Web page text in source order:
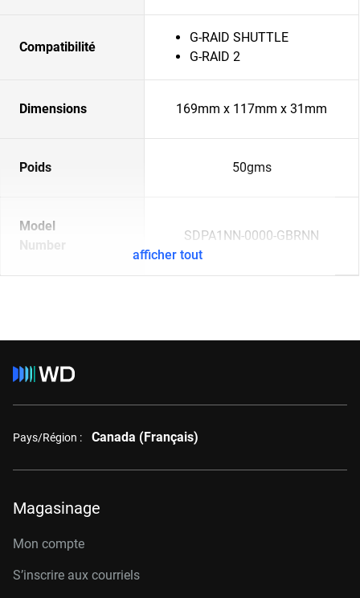
Compatibilité
G-RAID SHUTTLE
G-RAID 2
Dimensions 169mm x 117mm x 31mm
Poids 50gms
Model
Number
SDPA1NN-0000-GBRNN
afficher tout
Pays/Région : Canada (Français)
Magasinage
Mon compte
S’inscrire aux courriels